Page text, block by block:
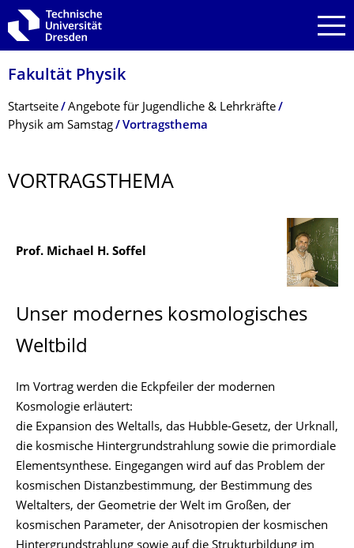
Zur Hauptnavigation springen
Zur Suche springen
Zum Inhalt springen
Fakultät Physik
Breadcrumb-Menü
Startseite
Angebote für Jugendliche & Lehrkräfte
Physik am Samstag
Vortragsthema
VORTRAGSTHEMA
Prof. Michael H. Soffel
Unser modernes kosmologisches
Weltbild
Im Vortrag werden die Eckpfeiler der modernen
Kosmologie erläutert:
die Expansion des Weltalls, das Hubble-Gesetz, der Urknall,
die kosmische Hintergrundstrahlung sowie die primordiale
Elementsynthese. Eingegangen wird auf das Problem der
kosmischen Distanzbestimmung, der Bestimmung des
Weltalters, der Geometrie der Welt im Großen, der
kosmischen Parameter, der Anisotropien der kosmischen